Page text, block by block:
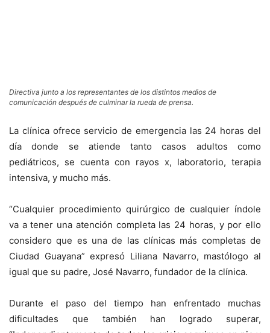
Directiva junto a los representantes de los distintos medios de
comunicación después de culminar la rueda de prensa.
La clínica ofrece servicio de emergencia las 24 horas del
día donde se atiende tanto casos adultos como
pediátricos, se cuenta con rayos x, laboratorio, terapia
intensiva, y mucho más.
“Cualquier procedimiento quirúrgico de cualquier índole
va a tener una atención completa las 24 horas, y por ello
considero que es una de las clínicas más completas de
Ciudad Guayana” expresó Liliana Navarro, mastólogo al
igual que su padre, José Navarro, fundador de la clínica.
Durante el paso del tiempo han enfrentado muchas
dificultades que también han logrado superar,